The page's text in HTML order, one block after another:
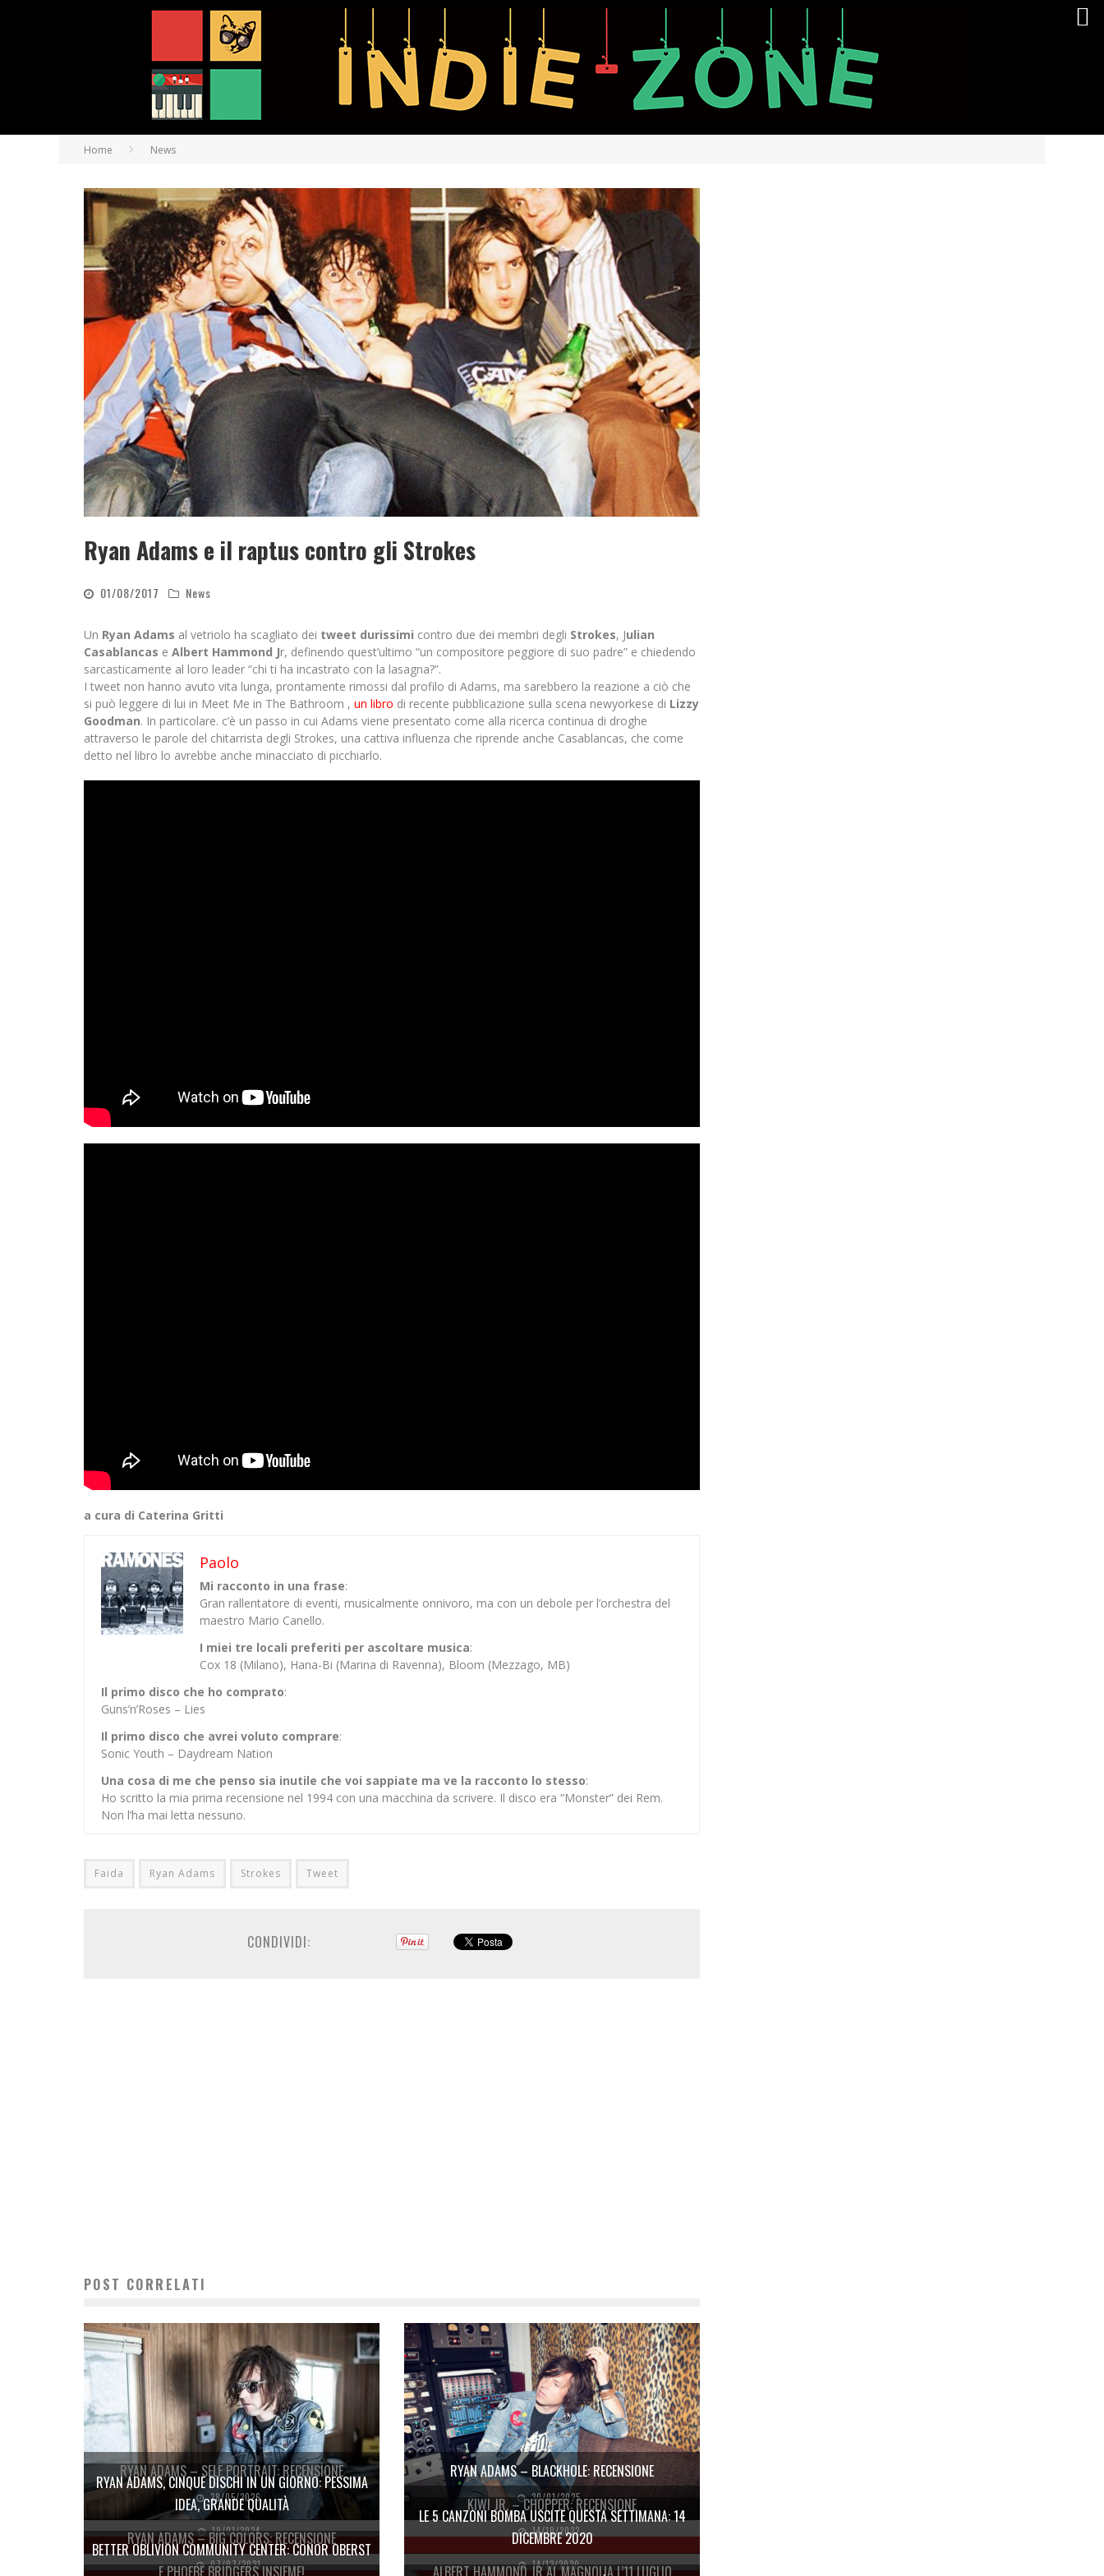
Home News
Ryan Adams e il raptus contro gli Strokes
01/08/2017 News
Un Ryan Adams al vetriolo ha scagliato dei tweet durissimi contro due dei membri degli Strokes, Julian
Casablancas e Albert Hammond Jr, definendo quest’ultimo “un compositore peggiore di suo padre” e chiedendo
sarcasticamente al loro leader “chi ti ha incastrato con la lasagna?”.
I tweet non hanno avuto vita lunga, prontamente rimossi dal profilo di Adams, ma sarebbero la reazione a ciò che
si può leggere di lui in Meet Me in The Bathroom , un libro di recente pubblicazione sulla scena newyorkese di Lizzy
Goodman. In particolare. c’è un passo in cui Adams viene presentato come alla ricerca continua di droghe
attraverso le parole del chitarrista degli Strokes, una cattiva influenza che riprende anche Casablancas, che come
detto nel libro lo avrebbe anche minacciato di picchiarlo.
a cura di Caterina Gritti
Paolo
Mi racconto in una frase:
Gran rallentatore di eventi, musicalmente onnivoro, ma con un debole per l’orchestra del
maestro Mario Canello.
I miei tre locali preferiti per ascoltare musica:
Cox 18 (Milano), Hana-Bi (Marina di Ravenna), Bloom (Mezzago, MB)
Il primo disco che ho comprato:
Guns’n’Roses – Lies
Il primo disco che avrei voluto comprare:
Sonic Youth – Daydream Nation
Una cosa di me che penso sia inutile che voi sappiate ma ve la racconto lo stesso:
Ho scritto la mia prima recensione nel 1994 con una macchina da scrivere. Il disco era “Monster” dei Rem.
Non l’ha mai letta nessuno.
Faida Ryan Adams Strokes Tweet
CONDIVIDI:
POST CORRELATI
RYAN ADAMS – SELF PORTRAIT: RECENSIONE
28/05/2026
RYAN ADAMS – BLACKHOLE: RECENSIONE
20/01/2025
RYAN ADAMS, CINQUE DISCHI IN UN GIORNO: PESSIMA
IDEA, GRANDE QUALITÀ
19/01/2024
KIWI JR. – CHOPPER: RECENSIONE
14/10/2022
RYAN ADAMS – BIG COLORS: RECENSIONE
07/07/2021
LE 5 CANZONI BOMBA USCITE QUESTA SETTIMANA: 14
DICEMBRE 2020
14/12/2020
BETTER OBLIVION COMMUNITY CENTER: CONOR OBERST
E PHOEBE BRIDGERS INSIEME!
ALBERT HAMMOND JR AL MAGNOLIA L’11 LUGLIO